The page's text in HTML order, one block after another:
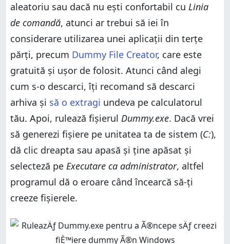
aleatoriu sau dacă nu ești confortabil cu Linia
de comandă, atunci ar trebui să iei în
considerare utilizarea unei aplicații din terțe
părți, precum Dummy File Creator, care este
gratuită și ușor de folosit. Atunci când alegi
cum s-o descarci, îți recomand să descarci
arhiva și să o extragi undeva pe calculatorul
tău. Apoi, rulează fișierul Dummy.exe. Dacă vrei
să generezi fișiere pe unitatea ta de sistem (C:),
dă clic dreapta sau apasă și ține apăsat și
selecteză pe Executare ca administrator, altfel
programul dă o eroare când încearcă să-ți
creeze fișierele.